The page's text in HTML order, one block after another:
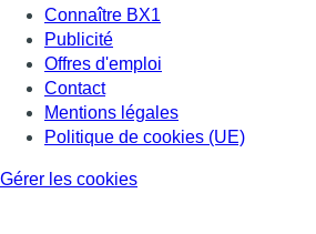
Connaître BX1
Publicité
Offres d'emploi
Contact
Mentions légales
Politique de cookies (UE)
Gérer les cookies